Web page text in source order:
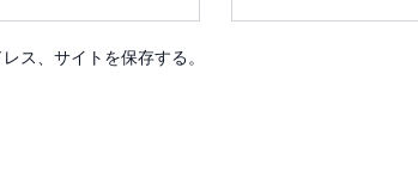
ス、サイトを保存する。